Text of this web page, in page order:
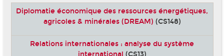
Diplomatie économique des ressources énergétiques,
agricoles & minérales (DREAM) (CS148)
Relations internationales : analyse du système
international (CS13)